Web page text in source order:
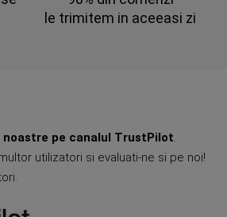
le trimitem in aceeasi zi
noastre pe canalul TrustPilot.
utilizatori si evaluati-ne si pe noi!